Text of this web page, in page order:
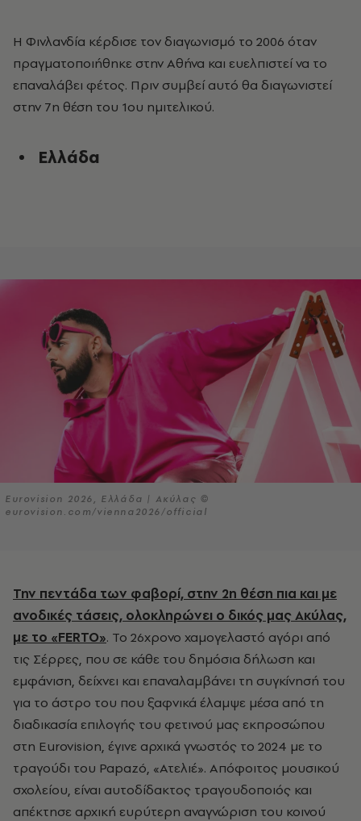
Η Φινλανδία κέρδισε τον διαγωνισμό το 2006 όταν
πραγματοποιήθηκε στην Αθήνα και ευελπιστεί να το
επαναλάβει φέτος. Πριν συμβεί αυτό θα διαγωνιστεί
στην 7η θέση του 1ου ημιτελικού.
Ελλάδα
Eurovision 2026, Ελλάδα | Ακύλας ©
eurovision.com/vienna2026/official
Την πεντάδα των φαβορί, στην 2η θέση πια και με
ανοδικές τάσεις, ολοκληρώνει ο δικός μας Ακύλας,
με το «FERTO». Το 26χρονο χαμογελαστό αγόρι από
τις Σέρρες, που σε κάθε του δημόσια δήλωση και
εμφάνιση, δείχνει και επαναλαμβάνει τη συγκίνησή του
για το άστρο του που ξαφνικά έλαμψε μέσα από τη
διαδικασία επιλογής του φετινού μας εκπροσώπου
στη Eurovision, έγινε αρχικά γνωστός το 2024 με το
τραγούδι του Papazó, «Ατελιέ». Απόφοιτος μουσικού
σχολείου, είναι αυτοδίδακτος τραγουδοποιός και
απέκτησε αρχική ευρύτερη αναγνώριση του κοινού